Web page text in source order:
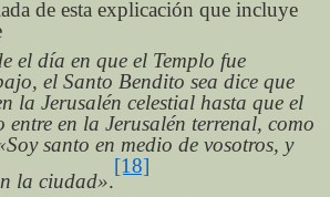
de esta explicación que incluye
el día en que el Templo fue
el Santo Bendito sea dice que
la Jerusalén celestial hasta que el
entre en la Jerusalén terrenal, como
santo en medio de vosotros, y
la ciudad».
[18]